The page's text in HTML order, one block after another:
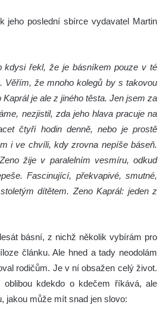
jeho poslední sbírce vydavatel Martin
kdysi řekl, že je básníkem pouze v té
Věřím, že mnoho kolegů by s takovou
je ale z jiného těsta. Jen jsem za
nezjistil, zda jeho hlava pracuje na
čtyři hodin denně, nebo je prostě
i ve chvíli, kdy zrovna nepíše báseň.
žije v paralelním vesmíru, odkud
Fascinující, překvapivé, smutné,
dítětem. Zeno Kaprál: jeden z
básní, z nichž několik vybírám pro
článku. Ale hned a tady neodolám
rodičům. Je v ní obsažen celý život.
oblibou kdekdo o kdečem říkává, ale
jakou může mít snad jen slovo: